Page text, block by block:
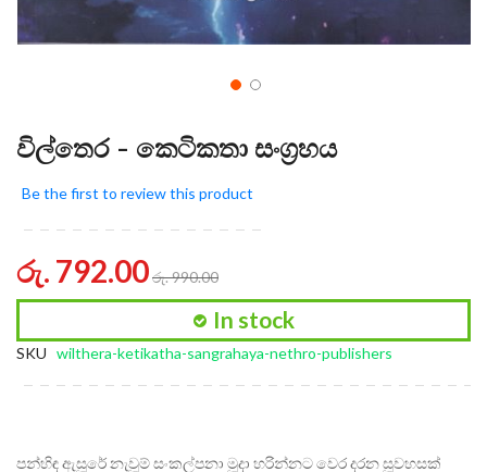
විල්තෙර - කෙටිකතා සංග්‍රහය
Be the first to review this product
රු. 792.00රු. 990.00
In stock
SKU wilthera-ketikatha-sangrahaya-nethro-publishers
පන්හිඳ ඇසූරේ නැවූම් සංකල්පනා මූදා හරින්නට වෙර දරන සූවහසක්